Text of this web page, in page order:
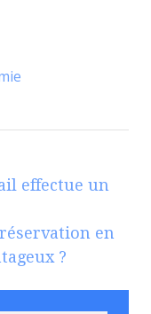
effectue un
en
?